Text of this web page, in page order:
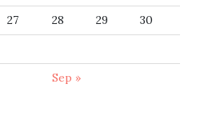
27 28 29
30
Sep »